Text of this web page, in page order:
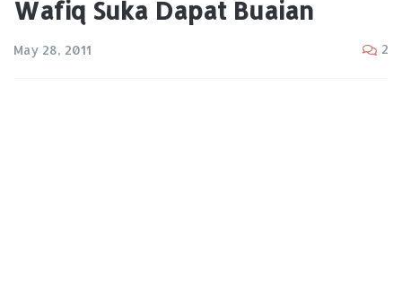
Wafiq Suka Dapat Buaian
May 28, 2011 2